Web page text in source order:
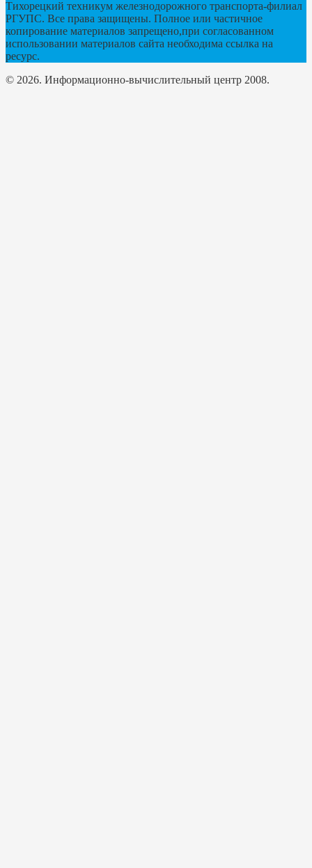
Тихорецкий техникум железнодорожного транспорта-филиал
РГУПС. Все права защищены. Полное или частичное
копирование материалов запрещено,при согласованном
использовании материалов сайта необходима ссылка на
ресурс.
© 2026. Информационно-вычислительный центр 2008.